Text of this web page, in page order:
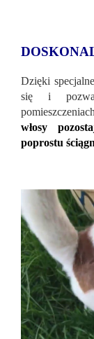
Dzięki
się i
włosy
poprostu